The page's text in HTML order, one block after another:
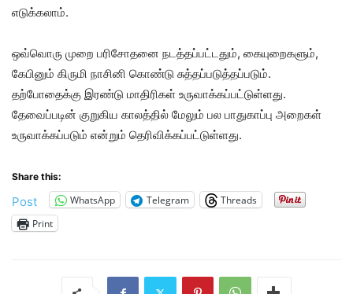
எடுக்கலாம்.
ஒவ்வொரு முறை பரிசோதனை நடத்தப்பட்டதும், கையுறைகளும்,
கேபினும் கிருமி நாசினி கொண்டு சுத்தப்படுத்தப்படும்.
தற்போதைக்கு இரண்டு மாதிரிகள் உருவாக்கப்பட்டுள்ளது.
தேவைப்படின் குறுகிய காலத்தில் மேலும் பல பாதுகாப்பு அறைகள்
உருவாக்கப்படும் என்றும் தெரிவிக்கப்பட்டுள்ளது.
Share this:
Post WhatsApp Telegram
Threads
Print